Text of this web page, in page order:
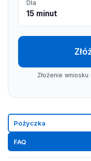
Dla
15 minut
Złożenie
Pożyczka
FAQ